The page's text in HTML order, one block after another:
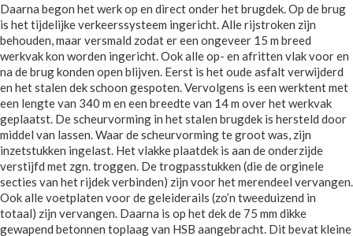
Daarna begon het werk op en direct onder het brugdek. Op de brug
is het tijdelijke verkeerssysteem ingericht. Alle rijstroken zijn
behouden, maar versmald zodat er een ongeveer 15 m breed
werkvak kon worden ingericht. Ook alle op- en afritten vlak voor en
na de brug konden open blijven. Eerst is het oude asfalt verwijderd
en het stalen dek schoon gespoten. Vervolgens is een werktent met
een lengte van 340 m en een breedte van 14 m over het werkvak
geplaatst. De scheurvorming in het stalen brugdek is hersteld door
middel van lassen. Waar de scheurvorming te groot was, zijn
inzetstukken ingelast. Het vlakke plaatdek is aan de onderzijde
verstijfd met zgn. troggen. De trogpasstukken (die de orginele
secties van het rijdek verbinden) zijn voor het merendeel vervangen.
Ook alle voetplaten voor de geleiderails (zo’n tweeduizend in
totaal) zijn vervangen. Daarna is op het dek de 75 mm dikke
gewapend betonnen toplaag van HSB aangebracht. Dit bevat kleine